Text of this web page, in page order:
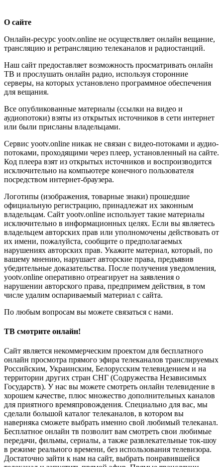
О сайте
Онлайн-ресурс yootv.online не осуществляет онлайн вещание,
трансляцию и ретрансляцию телеканалов и радиостанций.
Наш сайт предоставляет возможность просматривать онлайн
ТВ и прослушать онлайн радио, используя сторонние
серверы, на которых установлено программное обеспечения
для вещания.
Все опубликованные материалы (ссылки на видео и
аудиопотоки) взяты из открытых источников в сети интернет
или были присланы владельцами.
Сервис yootv.online никак не связан с видео-потоками и аудио-
потоками, проходящими через плеер, установленный на сайте.
Код плеера взят из открытых источников и воспроизводится
исключительно на компьютере конечного пользователя
посредством интернет-браузера.
Логотипы (изображения, товарные знаки) прошедшие
официальную регистрацию, принадлежат их законным
владельцам. Сайт yootv.online использует такие материалы
исключительно в информационных целях. Если вы являетесь
владельцем авторских прав или уполномочены действовать от
их имени, пожалуйста, сообщите о предполагаемых
нарушениях авторских прав. Укажите материал, который, по
вашему мнению, нарушает авторские права, предъявив
убедительные доказательства. После получения уведомления,
yootv.online оперативно отреагирует на заявления о
нарушении авторского права, предпримем действия, в том
числе удалим оспариваемый материал с сайта.
По любым вопросам вы можете связаться с нами.
ТВ смотрите онлайн!
Сайт является некоммерческим проектом для бесплатного
онлайн просмотра прямого эфира телеканалов транслируемых
Российским, Украинским, Белорусским телевидением и на
территории других стран СНГ (Содружества Независимых
Государств). У нас вы можете смотреть онлайн телевидение в
хорошем качестве, плюс множество дополнительных каналов
для приятного времяпровождения. Специально для вас, мы
сделали большой каталог телеканалов, в котором вы
наверняка сможете выбрать именно свой любимый телеканал.
Бесплатное онлайн тв позволит вам смотреть свои любимые
передачи, фильмы, сериалы, а также развлекательные ток-шоу
в режиме реального времени, без использования телевизора.
Достаточно зайти к нам на сайт, выбрать понравившейся